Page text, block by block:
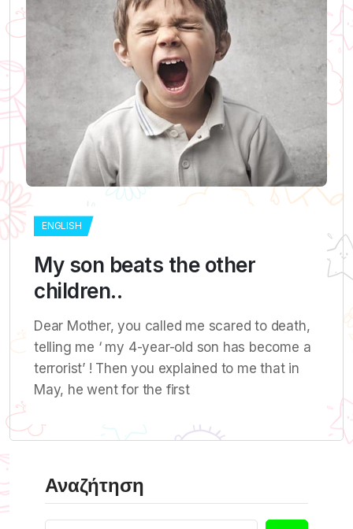
ENGLISH
My son beats the other
children..
Dear Mother, you called me scared to death,
telling me ‘ my 4-year-old son has become a
terrorist’ ! Then you explained to me that in
May, he went for the first
Αναζήτηση